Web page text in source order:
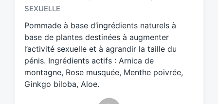
g
e
d
w
t
h
SEXUELLE
Pommade à base d’ingrédients naturels à
base de plantes destinées à augmenter
l’activité sexuelle et à agrandir la taille du
pénis. Ingrédients actifs : Arnica de
montagne, Rose musquée, Menthe poivrée,
Ginkgo biloba, Aloe.